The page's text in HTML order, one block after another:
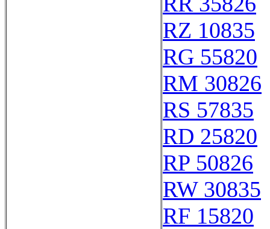
RZ 10835
RG 55820
RM 30826
RS 57835
RD 25820
RP 50826
RW 30835
RF 15820